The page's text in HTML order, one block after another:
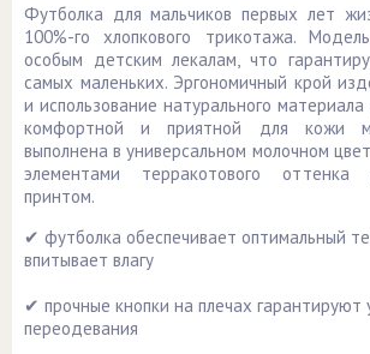
Футболка для мальчиков первых лет
100%-го хлопкового трикотажа.
особым детским лекалам, что
самых маленьких. Эргономичный крой
и использование натурального
комфортной и приятной для кожи
выполнена в универсальном молочном
элементами терракотового оттенка
принтом.
✔ футболка обеспечивает оптимальный
впитывает влагу
✔ прочные кнопки на плечах гарантируют
переодевания